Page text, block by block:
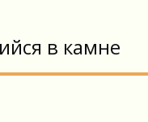
в камне